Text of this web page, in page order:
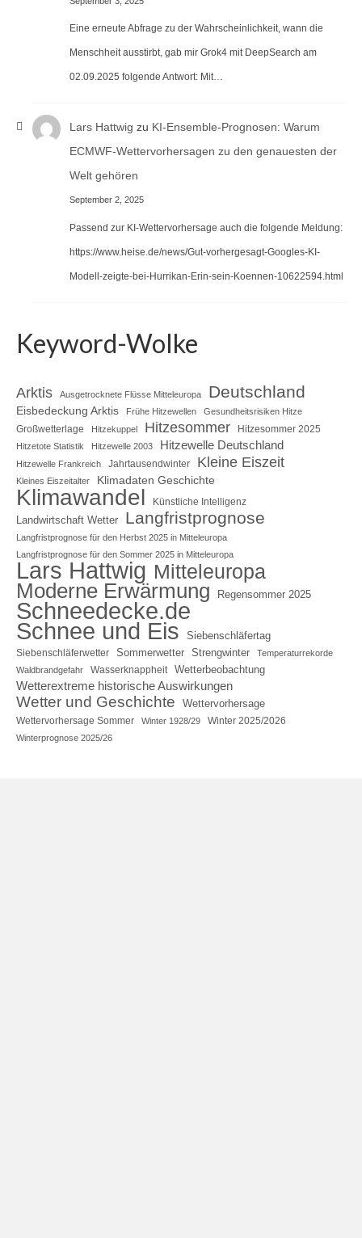
Eine erneute Abfrage zu der Wahrscheinlichkeit, wann die
Menschheit ausstirbt, gab mir Grok4 mit DeepSearch am
02.09.2025 folgende Antwort: Mit…
Lars Hattwig zu KI-Ensemble-Prognosen: Warum
ECMWF-Wettervorhersagen zu den genauesten der
Welt gehören
September 2, 2025
Passend zur KI-Wettervorhersage auch die folgende Meldung:
https://www.heise.de/news/Gut-vorhergesagt-Googles-KI-
Modell-zeigte-bei-Hurrikan-Erin-sein-Koennen-10622594.html
Keyword-Wolke
Arktis Ausgetrocknete Flüsse Mitteleuropa Deutschland
Eisbedeckung Arktis Frühe Hitzewellen Gesundheitsrisiken Hitze
Großwetterlage Hitzekuppel Hitzesommer Hitzesommer 2025
Hitzetote Statistik Hitzewelle 2003 Hitzewelle Deutschland
Hitzewelle Frankreich Jahrtausendwinter Kleine Eiszeit
Kleines Eiszeitalter Klimadaten Geschichte
Klimawandel Künstliche Intelligenz
Landwirtschaft Wetter Langfristprognose
Langfristprognose für den Herbst 2025 in Mitteleuropa
Langfristprognose für den Sommer 2025 in Mitteleuropa
Lars Hattwig Mitteleuropa
Moderne Erwärmung Regensommer 2025
Schneedecke.de
Schnee und Eis Siebenschläfertag
Siebenschläferwetter Sommerwetter Strengwinter
Temperaturrekorde
Waldbrandgefahr
Wasserknappheit Wetterbeobachtung
Wetterextreme historische Auswirkungen
Wetter und Geschichte Wettervorhersage
Wettervorhersage Sommer Winter 1928/29 Winter 2025/2026
Winterprognose 2025/26